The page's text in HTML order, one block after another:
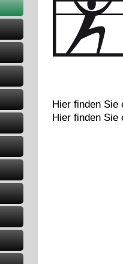
Hier finden Sie
Hier finden Sie